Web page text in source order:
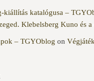
kiállítás katalógusa –
Klebelsberg Kuno és
– TGYOblog on